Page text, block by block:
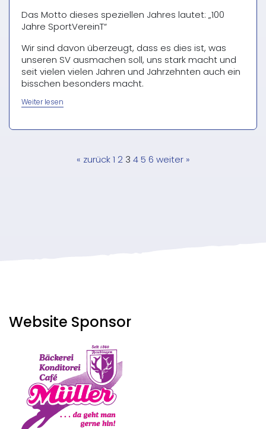
Das Motto dieses speziellen Jahres lautet: „100
Jahre SportVereinT“
Wir sind davon überzeugt, dass es dies ist, was
unseren SV ausmachen soll, uns stark macht und
seit vielen vielen Jahren und Jahrzehnten auch ein
bisschen besonders macht.
Weiter lesen
Seitennummerierung
« zurück 1 2 3 4 5 6 weiter »
Website Sponsor